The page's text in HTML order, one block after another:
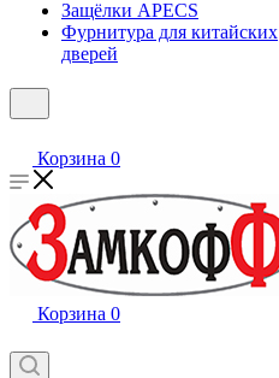
Защёлки APECS
Фурнитура для китайских
дверей
Корзина 0
Корзина 0